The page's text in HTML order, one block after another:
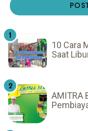
10 Cara
Saat
AMITRA